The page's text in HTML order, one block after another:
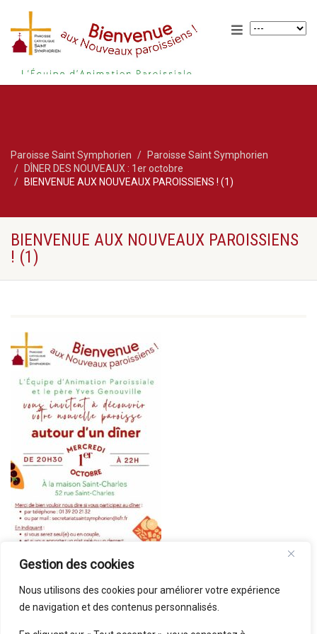
Gestion des cookies
Nous utilisons des cookies pour améliorer votre expérience
de navigation et des contenus personnalisés.
Paroisse Saint Symphorien
Paroisse Saint Symphorien
DÎNER DES NOUVEAUX : 1er octobre
BIENVENUE AUX NOUVEAUX PAROISSIENS ! (1)
BIENVENUE AUX NOUVEAUX PAROISSIENS
! (1)